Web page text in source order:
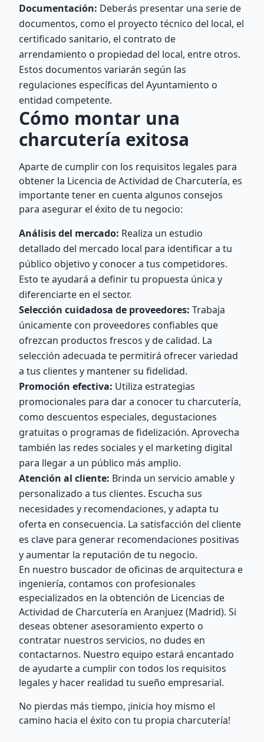
Documentación: Deberás presentar una serie de
documentos, como el proyecto técnico del local, el
certificado sanitario, el contrato de
arrendamiento o propiedad del local, entre otros.
Estos documentos variarán según las
regulaciones específicas del Ayuntamiento o
entidad competente.
Cómo montar una
charcutería exitosa
Aparte de cumplir con los requisitos legales para
obtener la Licencia de Actividad de Charcutería, es
importante tener en cuenta algunos consejos
para asegurar el éxito de tu negocio:
Análisis del mercado: Realiza un estudio
detallado del mercado local para identificar a tu
público objetivo y conocer a tus competidores.
Esto te ayudará a definir tu propuesta única y
diferenciarte en el sector.
Selección cuidadosa de proveedores: Trabaja
únicamente con proveedores confiables que
ofrezcan productos frescos y de calidad. La
selección adecuada te permitirá ofrecer variedad
a tus clientes y mantener su fidelidad.
Promoción efectiva: Utiliza estrategias
promocionales para dar a conocer tu charcutería,
como descuentos especiales, degustaciones
gratuitas o programas de fidelización. Aprovecha
también las redes sociales y el marketing digital
para llegar a un público más amplio.
Atención al cliente: Brinda un servicio amable y
personalizado a tus clientes. Escucha sus
necesidades y recomendaciones, y adapta tu
oferta en consecuencia. La satisfacción del cliente
es clave para generar recomendaciones positivas
y aumentar la reputación de tu negocio.
En nuestro buscador de oficinas de arquitectura e
ingeniería, contamos con profesionales
especializados en la obtención de Licencias de
Actividad de Charcutería en Aranjuez (Madrid). Si
deseas obtener asesoramiento experto o
contratar nuestros servicios, no dudes en
contactarnos. Nuestro equipo estará encantado
de ayudarte a cumplir con todos los requisitos
legales y hacer realidad tu sueño empresarial.
No pierdas más tiempo, ¡inicia hoy mismo el
camino hacia el éxito con tu propia charcutería!